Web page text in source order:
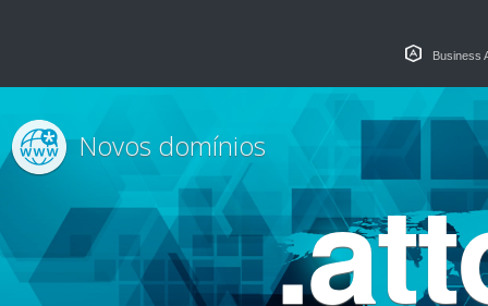
Business
Novos domínios